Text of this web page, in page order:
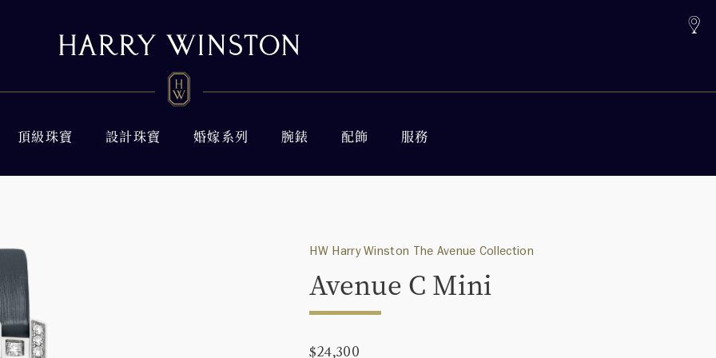
頂級珠寶 設計珠寶 婚嫁系列 腕錶 配飾 服務
HW Harry Winston The Avenue Collection
Avenue C Mini
$24,300